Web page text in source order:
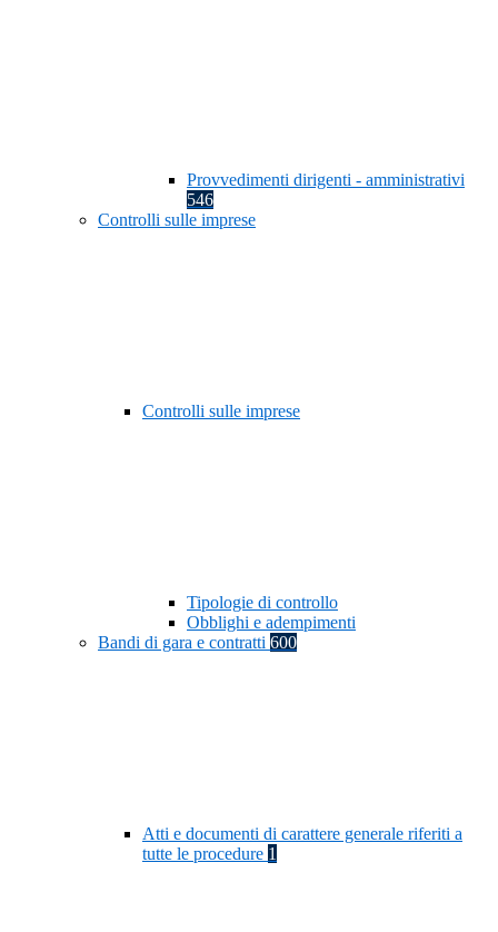
Provvedimenti dirigenti - amministrativi
546
Controlli sulle imprese
Controlli sulle imprese
Tipologie di controllo
Obblighi e adempimenti
Bandi di gara e contratti 600
Atti e documenti di carattere generale riferiti a
tutte le procedure 1